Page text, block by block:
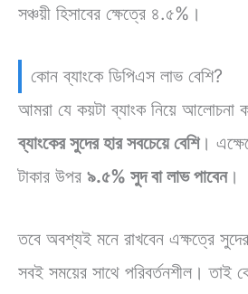
সঞ্চয়ী হিসাবের ক্ষেত্রে ৪.৫%।
কোন ব্যাংকে ডিপিএস লাভ বেশি?
আমরা যে কয়টা ব্যাংক নিয়ে আলোচনা
ব্যাংকের সুদের হার সবচেয়ে বেশি।
টাকার উপর ৯.৫% সুদ বা লাভ পাবেন।
তবে অবশ্যই মনে রাখবেন এক্ষত্রে
সবই সময়ের সাথে পরিবর্তনশীল। তাই